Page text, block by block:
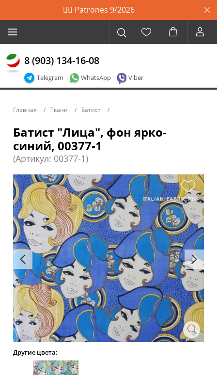
🙋‍♀️ Patrones 9/2026
Telegram WhatsApp Viber
8 (903) 134-16-08
Главная Ткани Батист
Батист "Лица", фон ярко-
синий, 00377-1
(Артикул: 00377-1)
Другие цвета: